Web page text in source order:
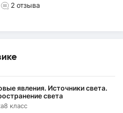
2 отзыва
явления. Источники света.
света
8 класс